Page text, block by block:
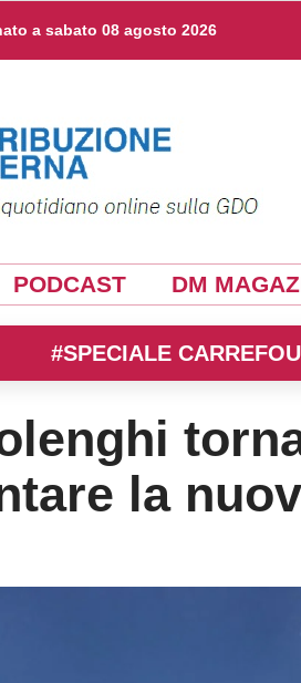
a sabato 08 agosto 2026
PODCAST DM
#SPECIALE
la